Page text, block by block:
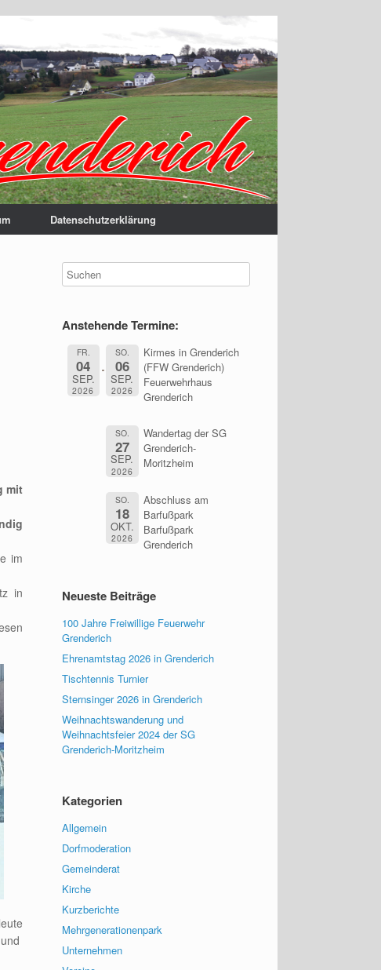
Datenschutzerklärung
mit
im
in
Anstehende Termine:
FR.
04
SEP.
2026
SO.
06
SEP.
2026
Kirmes in Grenderich
(FFW Grenderich)
Feuerwehrhaus
Grenderich
SO.
27
SEP.
2026
Wandertag der SG
Grenderich-
Moritzheim
SO.
18
OKT.
2026
Abschluss am
Barfußpark
Barfußpark
Grenderich
Neueste Beiträge
100 Jahre Freiwillige Feuerwehr
Grenderich
Ehrenamtstag 2026 in Grenderich
Tischtennis Turnier
Sternsinger 2026 in Grenderich
Weihnachtswanderung und
Weihnachtsfeier 2024 der SG
Grenderich-Moritzheim
Kategorien
Allgemein
Dorfmoderation
Gemeinderat
Kirche
Kurzberichte
Mehrgenerationenpark
Unternehmen